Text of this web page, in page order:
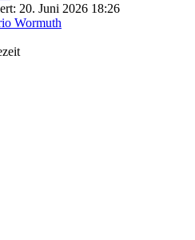
20. Juni 2026 18:26
Wormuth